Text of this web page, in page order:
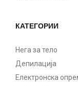
КАТЕГОРИИ
Нега за тело
Депилација
Електронска